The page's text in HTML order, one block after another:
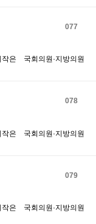
077
작은 국회의원·지방의원
078
작은 국회의원·지방의원
079
작은 국회의원·지방의원